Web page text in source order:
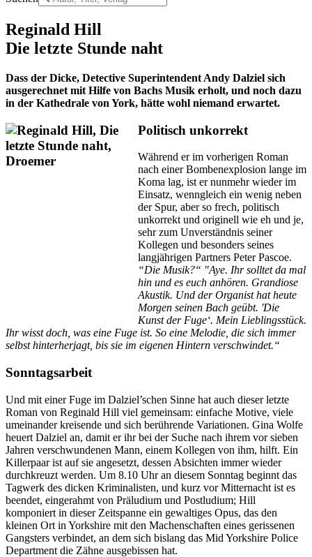
Reginald Hill
Die letzte Stunde naht
Dass der Dicke, Detective Superintendent Andy Dalziel sich
ausgerechnet mit Hilfe von Bachs Musik erholt, und noch dazu
in der Kathedrale von York, hätte wohl niemand erwartet.
Politisch unkorrekt
Während er im vorherigen Roman
nach einer Bombenexplosion lange im
Koma lag, ist er nunmehr wieder im
Einsatz, wenngleich ein wenig neben
der Spur, aber so frech, politisch
unkorrekt und originell wie eh und je,
sehr zum Unverständnis seiner
Kollegen und besonders seines
langjährigen Partners Peter Pascoe.
“Die Musik?“ "Aye. Ihr solltet da mal
hin und es euch anhören. Grandiose
Akustik. Und der Organist hat heute
Morgen seinen Bach geübt. 'Die
Kunst der Fuge‘. Mein Lieblingsstück.
Ihr wisst doch, was eine Fuge ist. So eine Melodie, die sich immer
selbst hinterherjagt, bis sie im eigenen Hintern verschwindet.“
Sonntagsarbeit
Und mit einer Fuge im Dalziel’schen Sinne hat auch dieser letzte
Roman von Reginald Hill viel gemeinsam: einfache Motive, viele
umeinander kreisende und sich berührende Variationen. Gina Wolfe
heuert Dalziel an, damit er ihr bei der Suche nach ihrem vor sieben
Jahren verschwundenen Mann, einem Kollegen von ihm, hilft. Ein
Killerpaar ist auf sie angesetzt, dessen Absichten immer wieder
durchkreuzt werden. Um 8.10 Uhr an diesem Sonntag beginnt das
Tagwerk des dicken Kriminalisten, und kurz vor Mitternacht ist es
beendet, eingerahmt von Präludium und Postludium; Hill
komponiert in dieser Zeitspanne ein gewaltiges Opus, das den
kleinen Ort in Yorkshire mit den Machenschaften eines gerissenen
Gangsters verbindet, an dem sich bislang das Mid Yorkshire Police
Department die Zähne ausgebissen hat.